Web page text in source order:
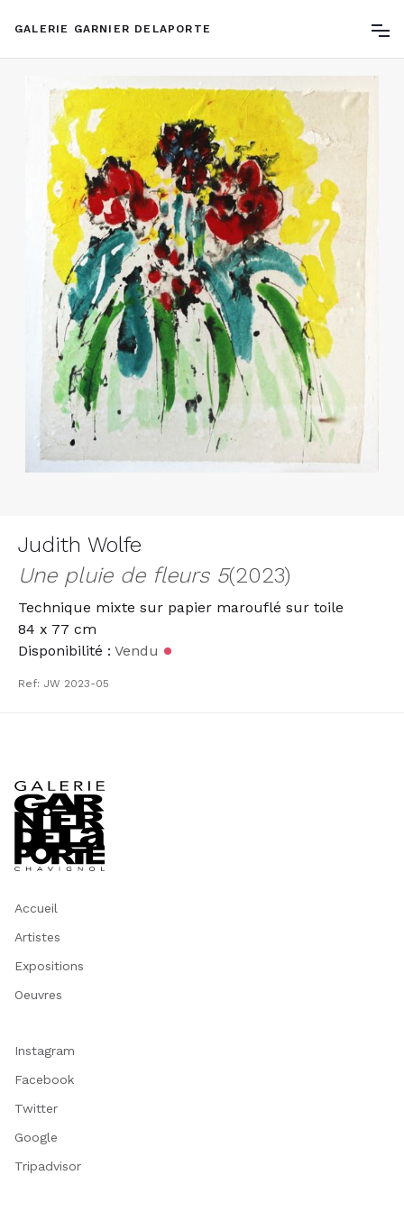
GALERIE GARNIER DELAPORTE
Judith Wolfe
Une pluie de fleurs 5(2023)
Technique mixte sur papier marouflé sur toile
84 x 77 cm
Disponibilité : Vendu
Ref: JW 2023-05
Accueil
Artistes
Expositions
Oeuvres
Instagram
Facebook
Twitter
Google
Tripadvisor